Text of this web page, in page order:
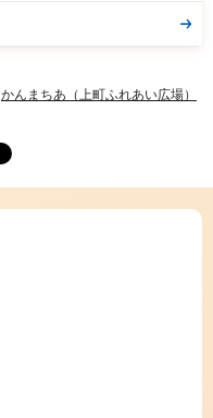
かんまちあ（上町ふれあい広場）